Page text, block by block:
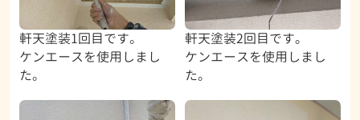
軒天塗装1回目です。
ケンエースを使用しまし
た。
軒天塗装2回目です。
ケンエースを使用しまし
た。